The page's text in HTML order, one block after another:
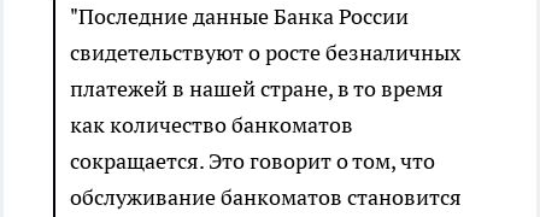
"Последние данные Банка России
свидетельствуют о росте безналичных
платежей в нашей стране, в то время
как количество банкоматов
сокращается. Это говорит о том, что
обслуживание банкоматов становится